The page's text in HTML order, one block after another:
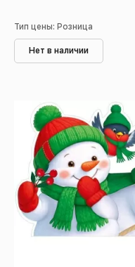
Тип цены: Розница
Нет в наличии